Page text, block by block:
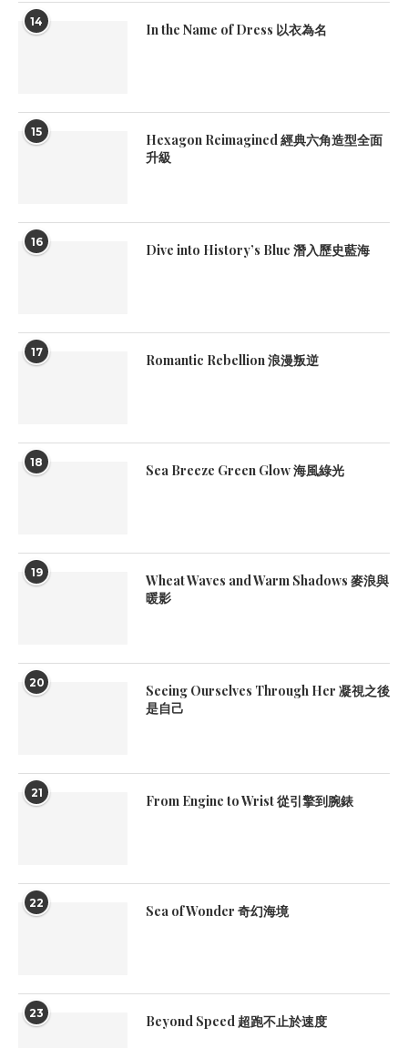
14 In the Name of Dress 以衣為名
15
Hexagon Reimagined 經典六角造型全面
升級
16 Dive into History’s Blue 潛入歷史藍海
17 Romantic Rebellion 浪漫叛逆
18 Sea Breeze Green Glow 海風綠光
19
Wheat Waves and Warm Shadows 麥浪與
暖影
20
Seeing Ourselves Through Her 凝視之後
是自己
21 From Engine to Wrist 從引擎到腕錶
22 Sea of Wonder 奇幻海境
23 Beyond Speed 超跑不止於速度